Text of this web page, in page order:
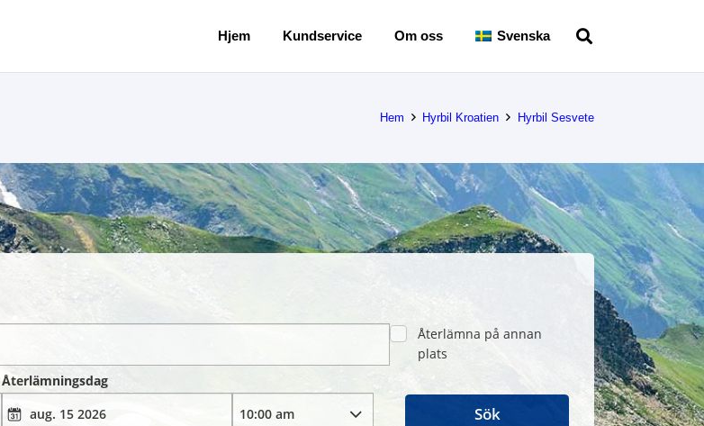
Hjem Kundservice Om oss Svenska
Hem Hyrbil Kroatien Hyrbil Sesvete
Återlämna på annan
plats
Återlämningsdag
Sök